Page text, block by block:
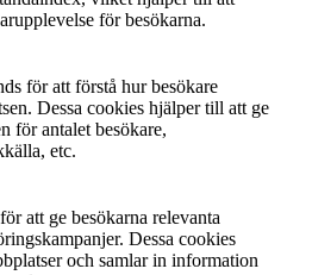
för besökarna.
för att förstå hur besökare
Dessa cookies hjälper till att ge
för antalet besökare,
etc.
att ge besökarna relevanta
Dessa cookies
och samlar in information